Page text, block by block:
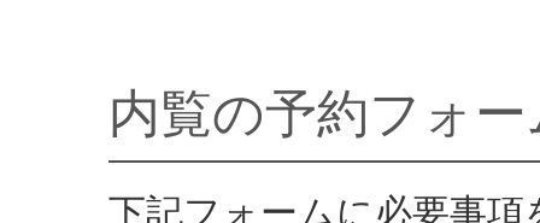
内覧の予約フォー
下記フォームに必要事